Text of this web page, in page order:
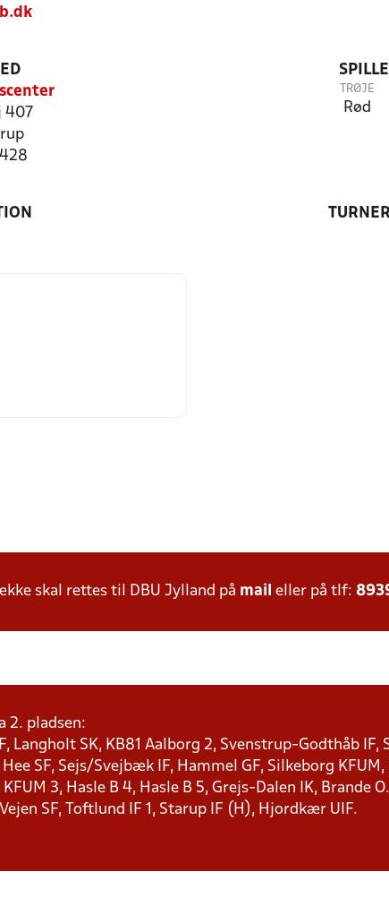
407
TRØJE
Rød
skal rettes til DBU Jylland på mail eller på tlf:
2. pladsen:
Langholt SK, KB81 Aalborg 2, Svenstrup-Godthåb IF,
SF, Sejs/Svejbæk IF, Hammel GF, Silkeborg
3, Hasle B 4, Hasle B 5, Grejs-Dalen IK, Brande
SF, Toftlund IF 1, Starup IF (H), Hjordkær UIF.